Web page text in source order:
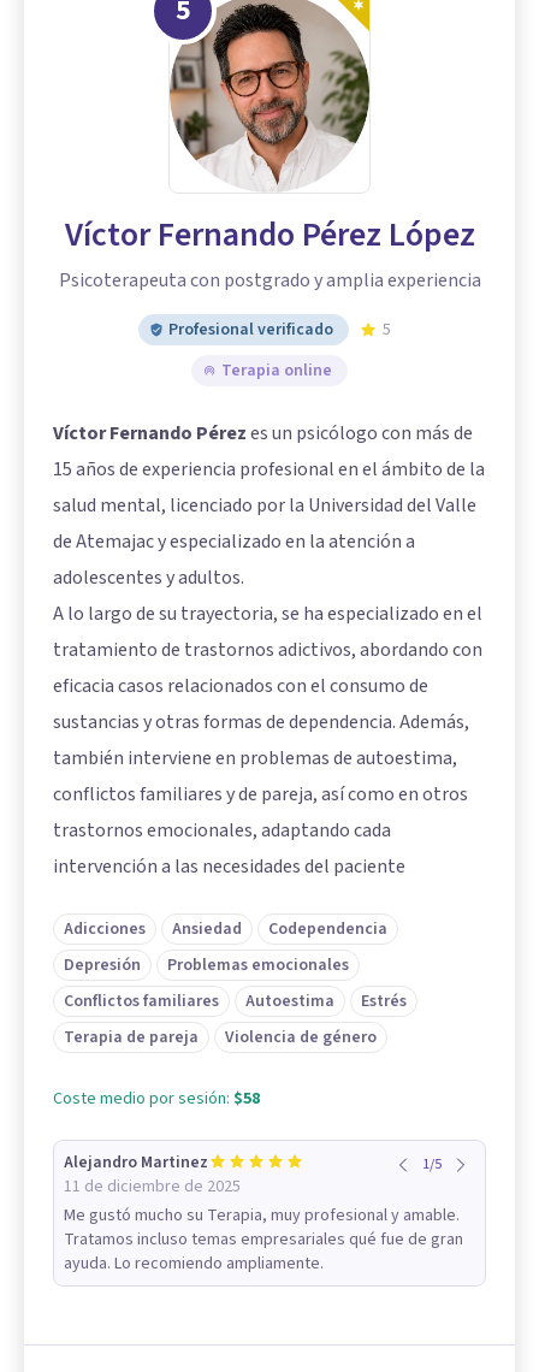
5
Víctor Fernando Pérez López
Psicoterapeuta con postgrado y amplia experiencia
Profesional verificado
5
Terapia online
Víctor Fernando Pérezes un psicólogo con más de
15 años de experiencia profesional en el ámbito de la
salud mental, licenciado por la Universidad del Valle
de Atemajac y especializado en la atención a
adolescentes y adultos.
A lo largo de su trayectoria, se ha especializado en el
tratamiento de trastornos adictivos, abordando con
eficacia casos relacionados con el consumo de
sustancias y otras formas de dependencia. Además,
también interviene en problemas de autoestima,
conflictos familiares y de pareja, así como en otros
trastornos emocionales, adaptando cada
intervención a las necesidades del paciente
Adicciones Ansiedad
Codependencia
Depresión
Problemas emocionales
Conflictos familiares
Autoestima
Estrés
Terapia de pareja
Violencia de género
Coste medio por sesión: $58
Alejandro Martinez
11 de diciembre de 2025
1/5
Me gustó mucho su Terapia, muy profesional y amable.
Tratamos incluso temas empresariales qué fue de gran
ayuda. Lo recomiendo ampliamente.